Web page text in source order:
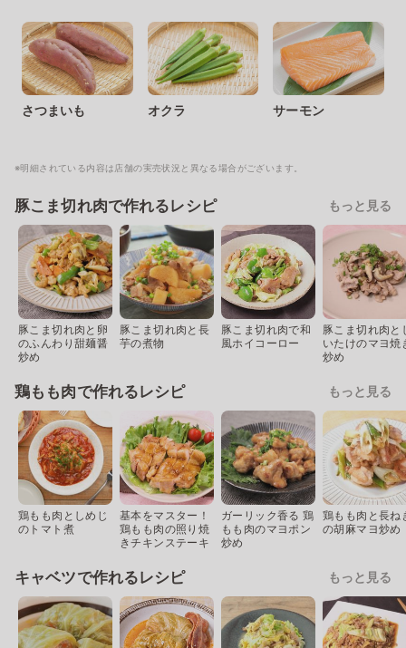
さつまいも オクラ サーモン
※明細されている内容は店舗の実売状況と異なる場合がございます。
豚こま切れ肉で作れるレシピ もっと見る
豚こま切れ肉と卵
のふんわり甜麺醤
炒め
豚こま切れ肉と長
芋の煮物
豚こま切れ肉で和
風ホイコーロー
豚こま切れ肉と
いたけのマヨ焼
炒め
鶏もも肉で作れるレシピ もっと見る
鶏もも肉としめじ
のトマト煮
基本をマスター！
鶏もも肉の照り焼
きチキンステーキ
ガーリック香る 鶏
もも肉のマヨポン
炒め
鶏もも肉と長ね
の胡麻マヨ炒め
キャベツで作れるレシピ もっと見る